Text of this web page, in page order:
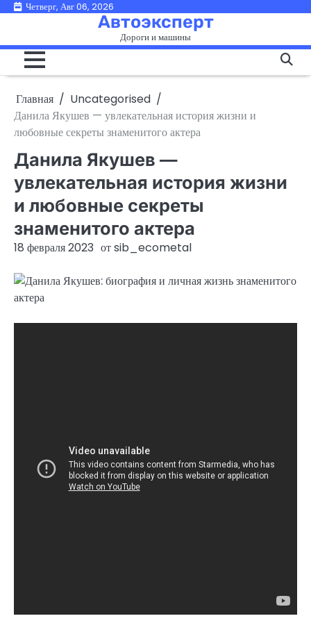
ПерейтиЧетверг, Авг 06, 2026
Автоэксперт
Дороги и машины
Главная
Uncategorised
Данила Якушев — увлекательная история жизни и
любовные секреты знаменитого актера
Данила Якушев —
увлекательная история жизни
и любовные секреты
знаменитого актера
18 февраля 2023 отsib_ecometal